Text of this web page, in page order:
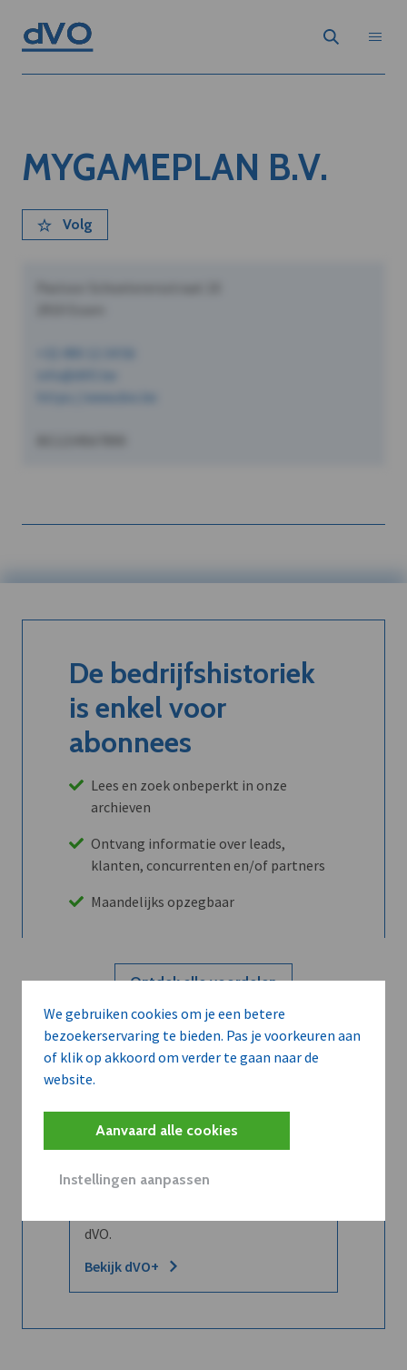
We gebruiken cookies om je een betere
bezoekerservaring te bieden. Pas je voorkeuren aan
of klik op akkoord om verder te gaan naar de
website.
Aanvaard alle cookies
Instellingen aanpassen
MYGAMEPLAN B.V.
Volg
De bedrijfshistoriek
is enkel voor
abonnees
Lees en zoek onbeperkt in onze
archieven
Ontvang informatie over leads,
klanten, concurrenten en/of partners
Maandelijks opzegbaar
Ontdek alle voordelen
Abboneer
Wilt u niet enkel de dVO community
leren kennen maar dat men u ook
Word dVO Member voor €72/mnd en
dVO.
Bekijk dVO+